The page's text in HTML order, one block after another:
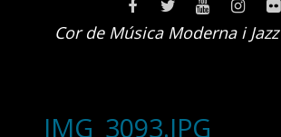
Cor de Música Moderna i
IMG_3093.JPG